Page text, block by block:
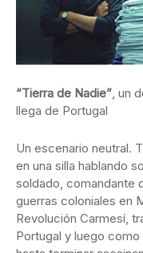
“Tierra de Nadie” , un
llega de Portugal
Un escenario neutral.
en una silla hablando
soldado, comandante
guerras coloniales en
Revolución Carmesí,
Portugal y luego como